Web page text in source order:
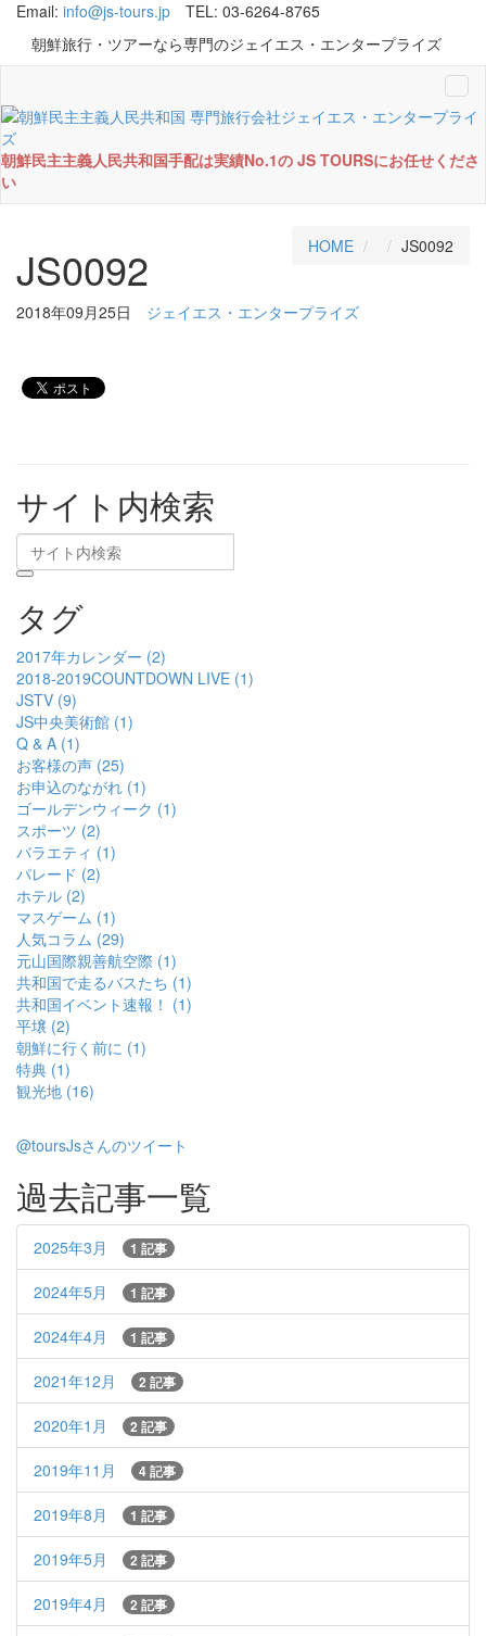
Email: info@js-tours.jp
TEL: 03-6264-8765
朝鮮旅行・ツアーなら専門のジェイエス・エンタープライズ
朝鮮民主主義人民共和国手配は実績No.1の JS TOURSにお任せくださ
い
JS0092 HOME JS0092
2018年09月25日 ジェイエス・エンタープライズ
サイト内検索
タグ
2017年カレンダー (2)
2018-2019COUNTDOWN LIVE (1)
JSTV (9)
JS中央美術館 (1)
Q & A (1)
お客様の声 (25)
お申込のながれ (1)
ゴールデンウィーク (1)
スポーツ (2)
バラエティ (1)
パレード (2)
ホテル (2)
マスゲーム (1)
人気コラム (29)
元山国際親善航空際 (1)
共和国で走るバスたち (1)
共和国イベント速報！ (1)
平壌 (2)
朝鮮に行く前に (1)
特典 (1)
観光地 (16)
@toursJsさんのツイート
過去記事一覧
2025年3月 1 記事
2024年5月 1 記事
2024年4月 1 記事
2021年12月 2 記事
2020年1月 2 記事
2019年11月 4 記事
2019年8月 1 記事
2019年5月 2 記事
2019年4月 2 記事